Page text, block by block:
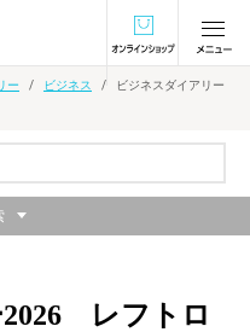
オンラインショ
ー ビジネス
ビジネスダイアリー
レフトロ